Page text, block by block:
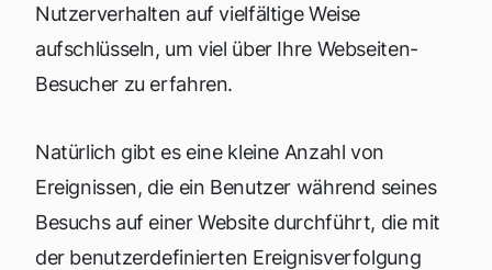
Nutzerverhalten auf vielfältige Weise
aufschlüsseln, um viel über Ihre Webseiten-
Besucher zu erfahren.
Natürlich gibt es eine kleine Anzahl von
Ereignissen, die ein Benutzer während seines
Besuchs auf einer Website durchführt, die mit
der benutzerdefinierten Ereignisverfolgung